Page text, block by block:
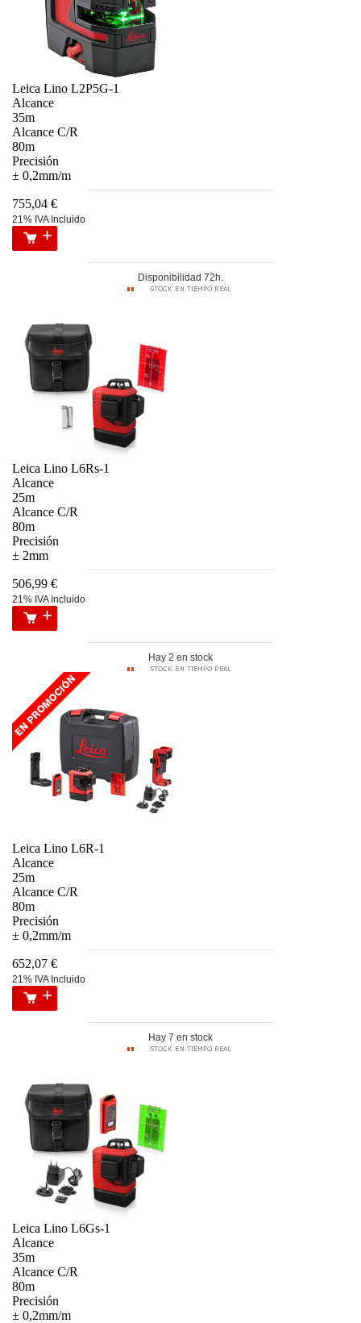
Leica Lino L2P5G-1
Alcance
35m
Alcance C/R
80m
Precisión
± 0,2mm/m
755,04 €
21% IVA Incluido
Disponibilidad 72h.
Leica Lino L6Rs-1
Alcance
25m
Alcance C/R
80m
Precisión
± 2mm
506,99 €
21% IVA Incluido
Hay 2 en stock
Leica Lino L6R-1
Alcance
25m
Alcance C/R
80m
Precisión
± 0,2mm/m
652,07 €
21% IVA Incluido
Hay 7 en stock
Leica Lino L6Gs-1
Alcance
35m
Alcance C/R
80m
Precisión
± 0,2mm/m